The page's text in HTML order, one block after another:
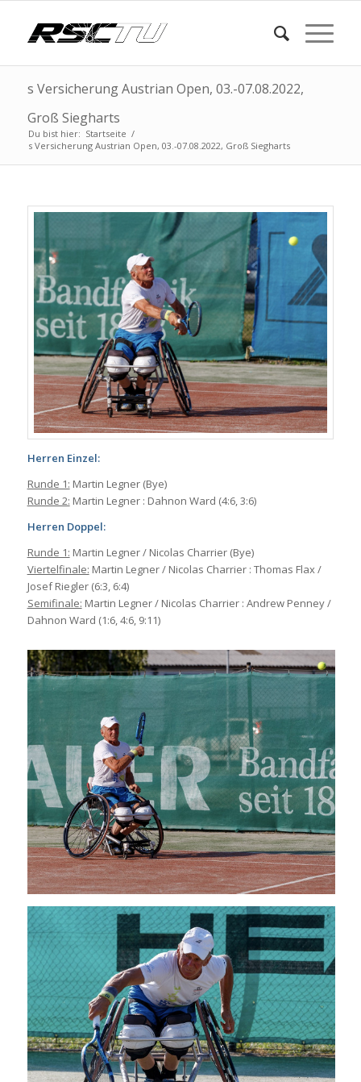
s Versicherung Austrian Open, 03.-07.08.2022,
Groß Siegharts
Du bist hier: Startseite /
s Versicherung Austrian Open, 03.-07.08.2022, Groß Siegharts
Herren Einzel:
Runde 1: Martin Legner (Bye)
Runde 2: Martin Legner : Dahnon Ward (4:6, 3:6)
Herren Doppel:
Runde 1: Martin Legner / Nicolas Charrier (Bye)
Viertelfinale: Martin Legner / Nicolas Charrier : Thomas Flax /
Josef Riegler (6:3, 6:4)
Semifinale: Martin Legner / Nicolas Charrier : Andrew Penney /
Dahnon Ward (1:6, 4:6, 9:11)